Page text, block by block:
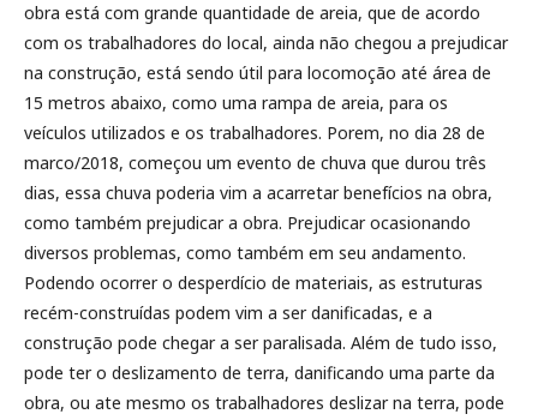
obra está com grande quantidade de areia, que de acordo
com os trabalhadores do local, ainda não chegou a prejudicar
na construção, está sendo útil para locomoção até área de
15 metros abaixo, como uma rampa de areia, para os
veículos utilizados e os trabalhadores. Porem, no dia 28 de
marco/2018, começou um evento de chuva que durou três
dias, essa chuva poderia vim a acarretar benefícios na obra,
como também prejudicar a obra. Prejudicar ocasionando
diversos problemas, como também em seu andamento.
Podendo ocorrer o desperdício de materiais, as estruturas
recém-construídas podem vim a ser danificadas, e a
construção pode chegar a ser paralisada. Além de tudo isso,
pode ter o deslizamento de terra, danificando uma parte da
obra, ou ate mesmo os trabalhadores deslizar na terra, pode